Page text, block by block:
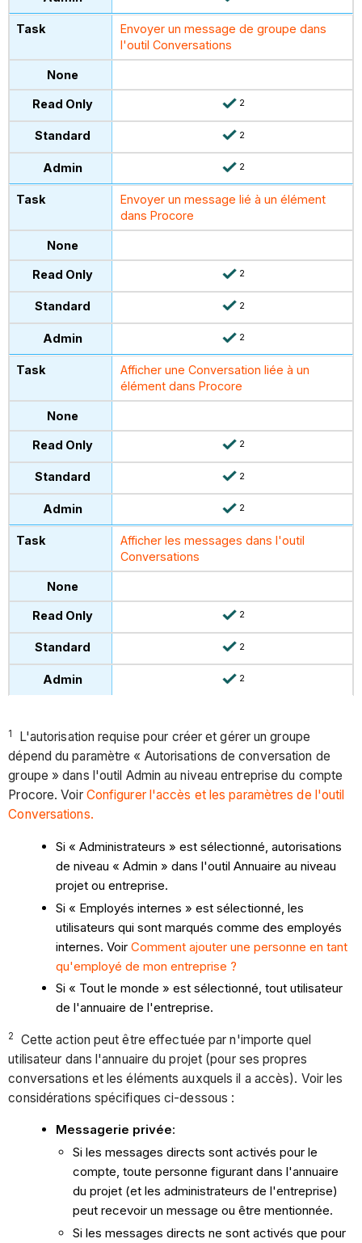
Envoyer un message de groupe dans
l'outil Conversations
2
2
2
Envoyer un message lié à un élément
dans Procore
2
2
2
Afficher une Conversation liée à un
élément dans Procore
2
2
2
Afficher les messages dans l'outil
Conversations
2
2
2
1
L'autorisation requise pour créer et gérer un groupe
dépend du paramètre « Autorisations de conversation de
groupe » dans l'outil Admin au niveau entreprise du compte
Procore. Voir Configurer l'accès et les paramètres de l'outil
Conversations.
Si « Administrateurs » est sélectionné, autorisations
de niveau « Admin » dans l'outil Annuaire au niveau
projet ou entreprise.
Si « Employés internes » est sélectionné, les
utilisateurs qui sont marqués comme des employés
internes. Voir Comment ajouter une personne en tant
qu'employé de mon entreprise ?
Si « Tout le monde » est sélectionné, tout utilisateur
de l'annuaire de l'entreprise.
2
Cette action peut être effectuée par n'importe quel
utilisateur dans l'annuaire du projet (pour ses propres
conversations et les éléments auxquels il a accès). Voir les
considérations spécifiques ci-dessous :
Messagerie privée:
Si les messages directs sont activés pour le
compte, toute personne figurant dans l'annuaire
du projet (et les administrateurs de l'entreprise)
peut recevoir un message ou être mentionnée.
Si les messages directs ne sont activés que pour